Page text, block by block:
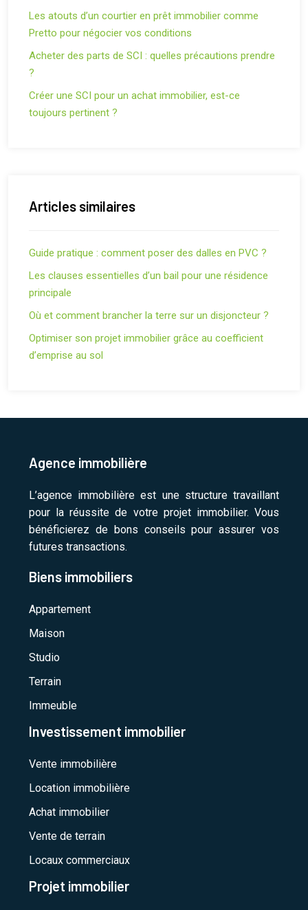
Les atouts d’un courtier en prêt immobilier comme
Pretto pour négocier vos conditions
Acheter des parts de SCI : quelles précautions prendre
?
Créer une SCI pour un achat immobilier, est-ce
toujours pertinent ?
Articles similaires
Guide pratique : comment poser des dalles en PVC ?
Les clauses essentielles d’un bail pour une résidence
principale
Où et comment brancher la terre sur un disjoncteur ?
Optimiser son projet immobilier grâce au coefficient
d’emprise au sol
Agence immobilière
L’agence immobilière est une structure travaillant
pour la réussite de votre projet immobilier. Vous
bénéficierez de bons conseils pour assurer vos
futures transactions.
Biens immobiliers
Appartement
Maison
Studio
Terrain
Immeuble
Investissement immobilier
Vente immobilière
Location immobilière
Achat immobilier
Vente de terrain
Locaux commerciaux
Projet immobilier